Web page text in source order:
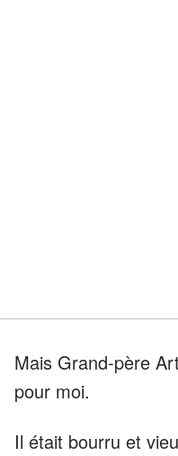
Mais Grand-père
pour moi.
Il était bourru et